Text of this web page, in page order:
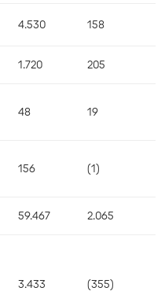
4.530 158
1.720 205
48 19
156 (1)
59.467 2.065
3.433 (355)